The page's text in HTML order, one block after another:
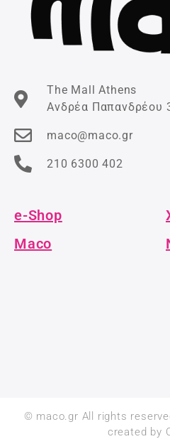
The Mall Athens
Ανδρέα Παπανδρέου
maco@maco.gr
210 6300 402
e-Shop
Maco
© maco.gr All rights
created by